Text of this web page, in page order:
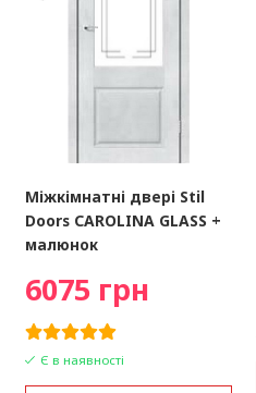
Міжкімнатні двері Stil
Doors CAROLINA GLASS +
малюнок
6075 грн
Є в наявності